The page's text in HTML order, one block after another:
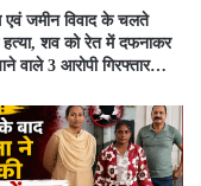
जमीन विवाद के चलते
हत्या, शव को रेत में दफनाकर
वाले 3 आरोपी गिरफ्तार…